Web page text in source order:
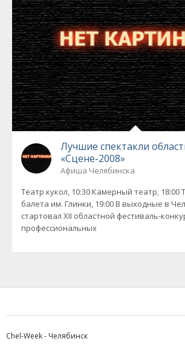
Лучшие спектакли
«Сцене-2008»
Афиша Челябинска
Театр кукол, 10:30 Камерный театр, 18:00
балета им. Глинки, 19:00 В выходные в
стартовал XII областной фестиваль-
профессиональных
Chel-Week - Челябинск